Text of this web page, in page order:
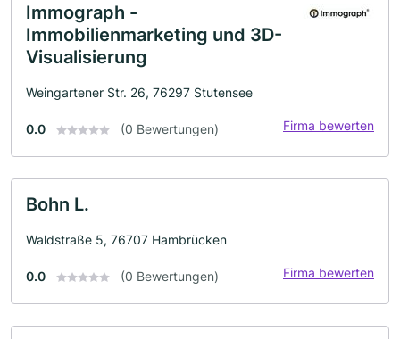
Immograph -
Immobilienmarketing und 3D-
Visualisierung
Weingartener Str. 26, 76297 Stutensee
0.0 (0 Bewertungen) Firma bewerten
Bohn L.
Waldstraße 5, 76707 Hambrücken
0.0 (0 Bewertungen) Firma bewerten